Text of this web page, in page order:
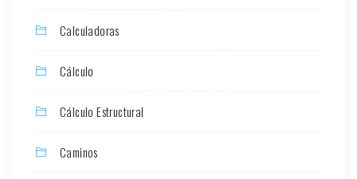
Calculadoras
Cálculo
Cálculo Estructural
Caminos